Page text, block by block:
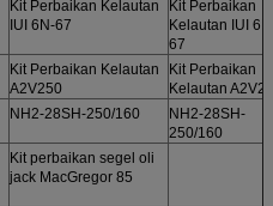
Kit Perbaikan Kelautan
IUI 6N-67
Kit Perbaikan
Kelautan IUI
67
Kit Perbaikan Kelautan
A2V250
Kit Perbaikan
Kelautan
NH2-28SH-250/160
NH2-28SH-
250/160
Kit perbaikan segel oli
jack MacGregor 85